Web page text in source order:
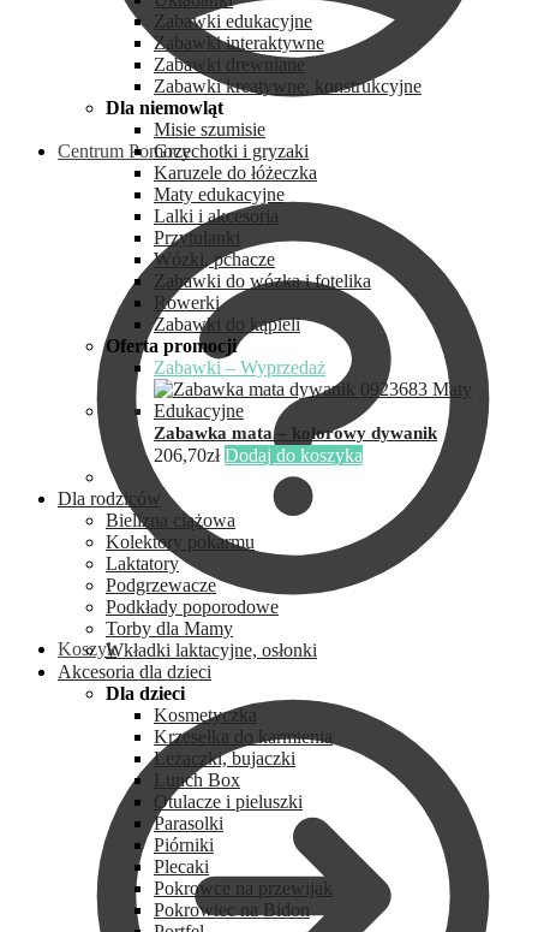
Centrum Pomocy
Koszyk
Zabawki edukacyjne
Zabawki interaktywne
Zabawki drewniane
Zabawki kreatywne, konstrukcyjne
Dla niemowląt
Misie szumisie
Grzechotki i gryzaki
Karuzele do łóżeczka
Maty edukacyjne
Lalki i akcesoria
Przytulanki
Wózki, pchacze
Zabawki do wózka i fotelika
Rowerki
Zabawki do kąpieli
Oferta promocji
Zabawki – Wyprzedaż
Zabawka mata – kolorowy dywanik
206,70zł Dodaj do koszyka
Dla rodziców
Bielizna ciążowa
Kolektory pokarmu
Laktatory
Podgrzewacze
Podkłady poporodowe
Torby dla Mamy
Wkładki laktacyjne, osłonki
Akcesoria dla dzieci
Dla dzieci
Kosmetyczka
Krzesełka do karmienia
Leżaczki, bujaczki
Lunch Box
Otulacze i pieluszki
Parasolki
Piórniki
Plecaki
Pokrowce na przewijak
Pokrowiec na Bidon